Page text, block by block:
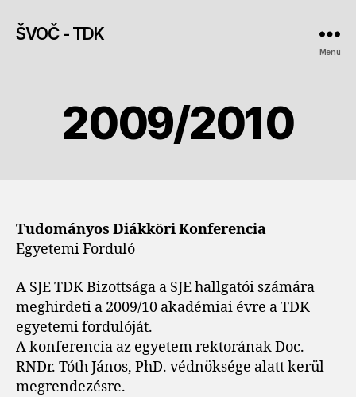
ŠVOČ - TDK
Menü
2009/2010
Tudományos Diákköri Konferencia
Egyetemi Forduló
A SJE TDK Bizottsága a SJE hallgatói számára
meghirdeti a 2009/10 akadémiai évre a TDK
egyetemi fordulóját.
A konferencia az egyetem rektorának Doc.
RNDr. Tóth János, PhD. védnöksége alatt kerül
megrendezésre.